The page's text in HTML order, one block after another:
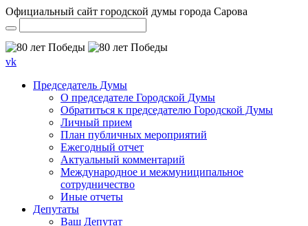
Официальный сайт городской думы города Сарова
vk
Председатель Думы
О председателе Городской Думы
Обратиться к председателю Городской Думы
Личный прием
План публичных мероприятий
Ежегодный отчет
Актуальный комментарий
Международное и межмуниципальное
сотрудничество
Иные отчеты
Депутаты
Ваш Депутат